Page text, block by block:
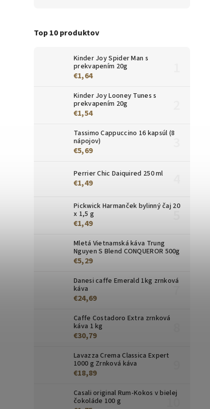
Top 10 produktov
Kinder Joy Spider Man s
prekvapením 20g
€1,64
Kinder Joy Looney Tunes s
prekvapením 20g
€1,54
Tassimo Cappuccino 16 kapsúl (8
nápojov)
€5,69
Perrier Chic Daiquired 250 ml
€1,49
Pickwick Harmanček bylinný čaj 20
x 1,5 g
€1,49
Mletá Vietnamská káva Trung
Nguyen S Blend CONQUEROR 500g
€5,29
Danesi caffe Emerald 1kg zrnková
káva
€24,69
Caffe Costadoro Extra zrnková
káva 1 kg
€30,79
Lavazza Crema Classica Expert
1000 g Zrnková káva
€18,89
Casali original Rum-Kokos v bielej
čokoláde 100 g